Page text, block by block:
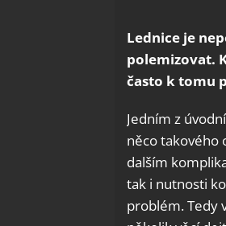
Lednice je
polemizovat.
často k tomu
Jedním z
něco takového
dalším
tak i nutnosti
problém. Tedy